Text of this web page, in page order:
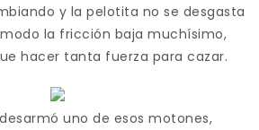
y la pelotita no se desgasta
la fricción baja muchísimo,
hacer tanta fuerza para cazar.
uno de esos motones,